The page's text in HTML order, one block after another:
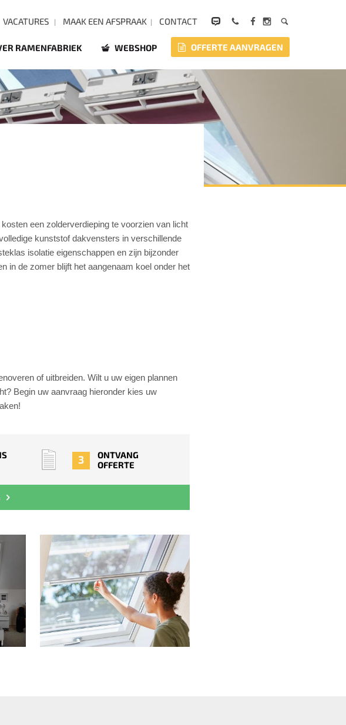
VACATURES MAAK EEN AFSPRAAK CONTACT
RAMENFABRIEK WEBSHOP OFFERTE AANVRAGEN
een zolderverdieping te voorzien van licht
kunststof dakvensters in verschillende
isolatie eigenschappen en zijn bijzonder
in de zomer blijft het aangenaam koel onder het
of uitbreiden. Wilt u uw eigen plannen
Begin uw aanvraag hieronder kies uw
3
ONTVANG
OFFERTE